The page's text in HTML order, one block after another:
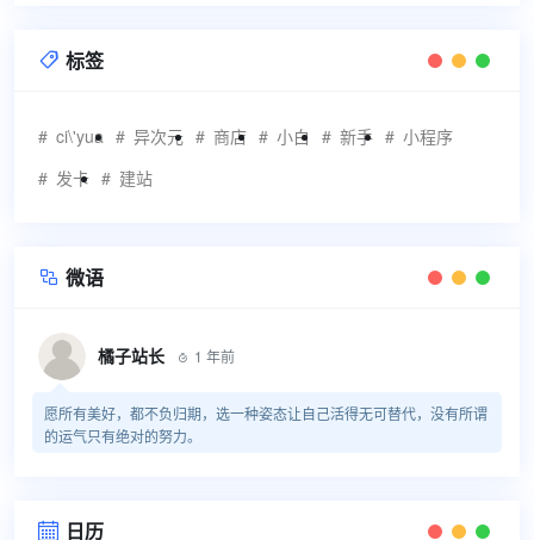
 标签
ci\'yua 异次元 商店 小白 新手
小程序
发卡
建站
 微语
橘子站长  1 年前
愿所有美好，都不负归期，选一种姿态让自己活得无可替代，没有所谓
的运气只有绝对的努力。
 日历